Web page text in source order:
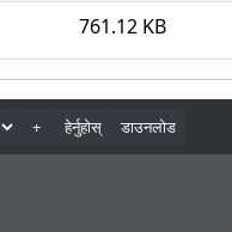
761.12 KB